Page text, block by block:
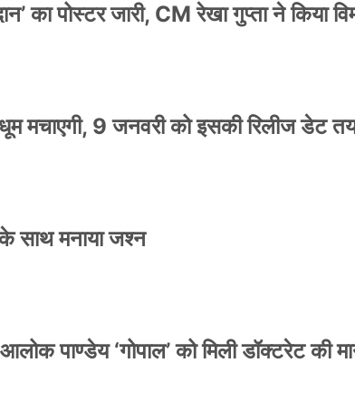
का पोस्टर जारी, CM रेखा गुप्ता ने
9 जनवरी को इसकी रिलीज डेट
साथ मनाया जश्न
पाण्डेय ‘गोपाल’ को मिली डॉक्टरेट की